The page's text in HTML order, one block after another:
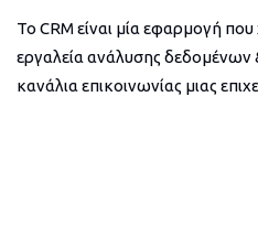
Το CRM είναι μία εφαρμογή
εργαλεία ανάλυσης
κανάλια επικοινωνίας μιας